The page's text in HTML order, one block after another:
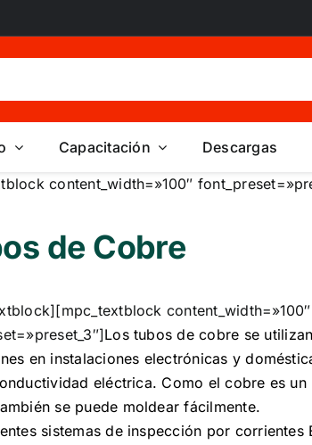
Capacitación Descargas
content_width=»100″
de Cobre
content_width=»100″
Los tubos de cobre se
en instalaciones electrónicas y
eléctrica. Como el cobre es un
se puede moldear fácilmente.
sistemas de inspección por corrientes